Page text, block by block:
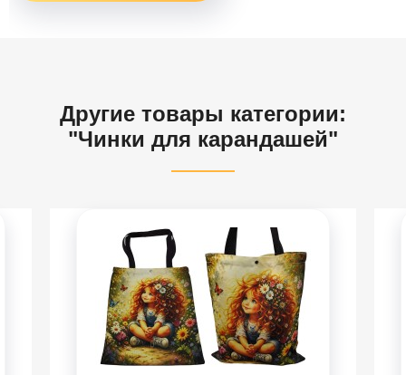
Другие товары категории:
"Чинки для карандашей"